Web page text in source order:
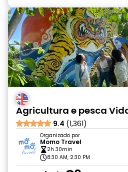
Agricultura e pesca
9.4 (1,361)
Organizado por
Momo Travel
2h 30min
8:30 AM, 2:30 PM